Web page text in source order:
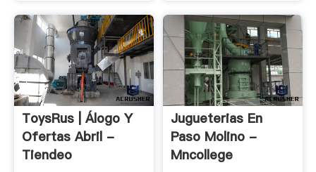
ToysRus | Álogo Y
Ofertas Abril -
Tiendeo
Jugueterias En
Paso Molino -
Mncollege